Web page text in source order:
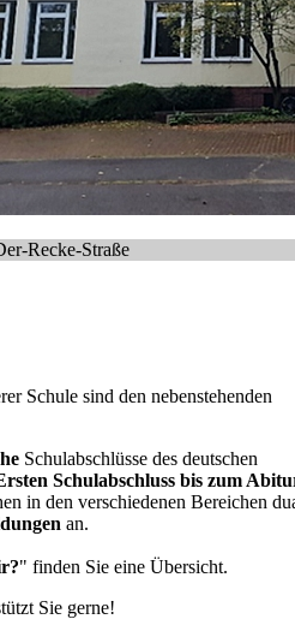
Recke-Straße
Schule sind den nebenstehenden
Schulabschlüsse des deutschen
Schulabschluss bis zum
in den verschiedenen Bereichen
an.
" finden Sie eine Übersicht.
Sie gerne!